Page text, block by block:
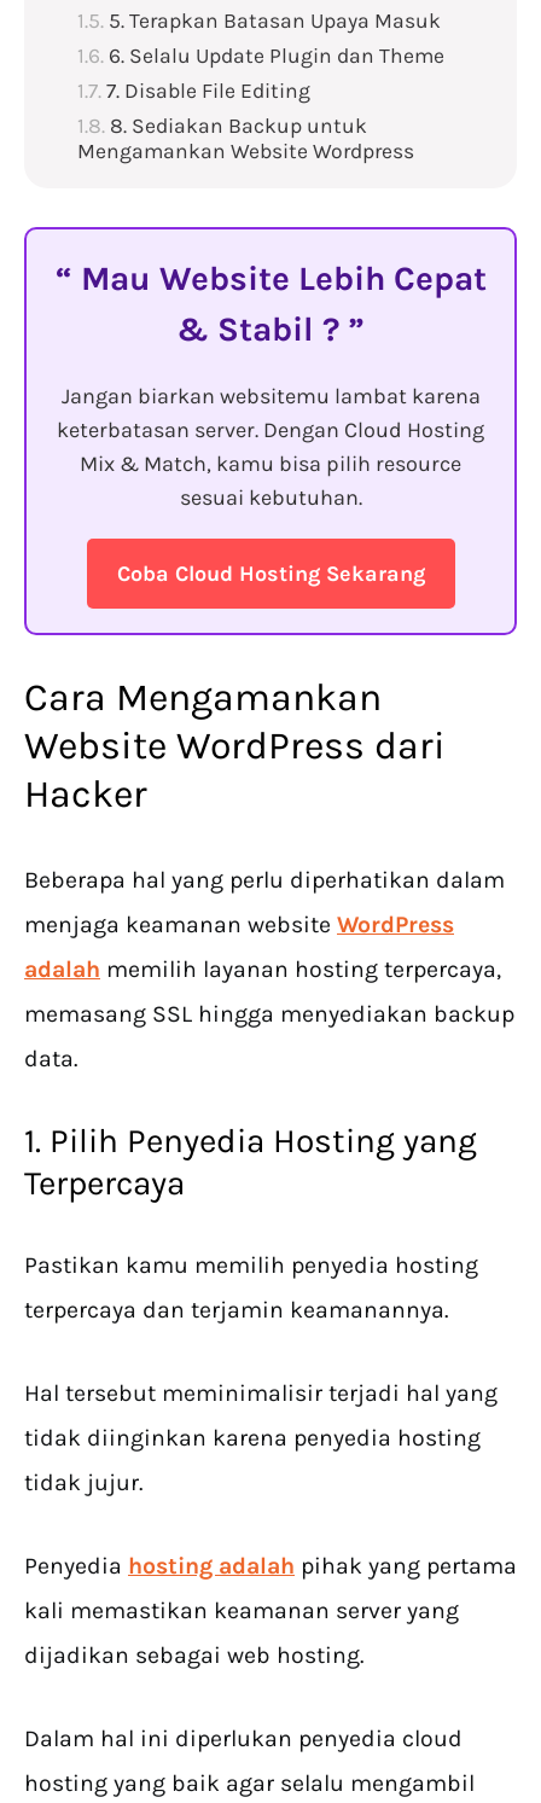
5. Terapkan Batasan Upaya Masuk
6. Selalu Update Plugin dan Theme
7. Disable File Editing
8. Sediakan Backup untuk
Mengamankan Website Wordpress
Mau Website Lebih Cepat
& Stabil ?
Jangan biarkan websitemu lambat karena
keterbatasan server. Dengan Cloud Hosting
Mix & Match, kamu bisa pilih resource
sesuai kebutuhan.
Coba Cloud Hosting Sekarang
Cara Mengamankan
Website WordPress dari
Hacker
Beberapa hal yang perlu diperhatikan dalam
menjaga keamanan website WordPress
adalah memilih layanan hosting terpercaya,
memasang SSL hingga menyediakan backup
data.
1. Pilih Penyedia Hosting yang
Terpercaya
Pastikan kamu memilih penyedia hosting
terpercaya dan terjamin keamanannya.
Hal tersebut meminimalisir terjadi hal yang
tidak diinginkan karena penyedia hosting
tidak jujur.
Penyedia hosting adalah pihak yang pertama
kali memastikan keamanan server yang
dijadikan sebagai web hosting.
Dalam hal ini diperlukan penyedia cloud
hosting yang baik agar selalu mengambil